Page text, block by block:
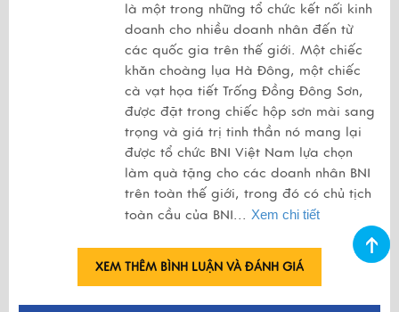
là một trong những tổ chức kết nối kinh
doanh cho nhiều doanh nhân đến từ
các quốc gia trên thế giới. Một chiếc
khăn choàng lụa Hà Đông, một chiếc
cà vạt họa tiết Trống Đồng Đông Sơn,
được đặt trong chiếc hộp sơn mài sang
trọng và giá trị tinh thần nó mang lại
được tổ chức BNI Việt Nam lựa chọn
làm quà tặng cho các doanh nhân BNI
trên toàn thế giới, trong đó có chủ tịch
toàn cầu của BNI... Xem chi tiết
XEM THÊM BÌNH LUẬN VÀ ĐÁNH GIÁ